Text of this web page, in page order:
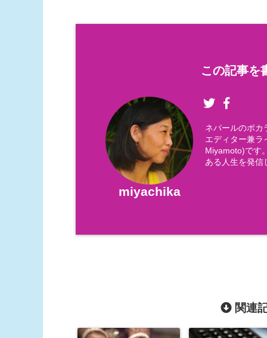
この記事を
miyachika
ネパールのポカ
エディター兼ラ
Miyamoto)です
ある人生を発信
関連